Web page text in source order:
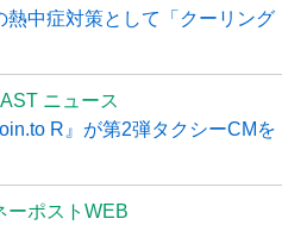
熱中症対策として「クーリング
ニュース
R』が第2弾タクシーCMを
ーポストWEB